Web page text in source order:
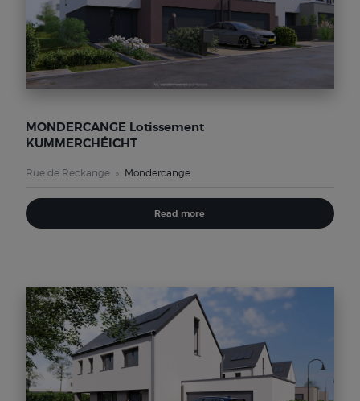
MONDERCANGE Lotissement
KUMMERCHÉICHT
Rue de Reckange Mondercange
Read more